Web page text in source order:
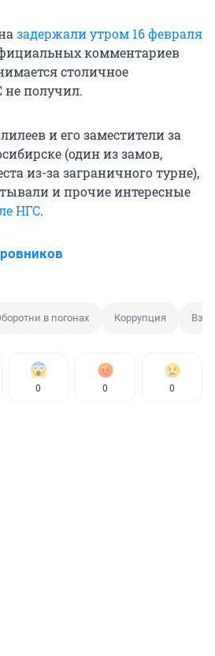
задержали утром 16 февраля
комментариев
столичное
не получил.
и его заместители за
(один из замов,
из-за заграничного турне),
и прочие интересные
НГС.
в погонах Коррупция
0 0 0